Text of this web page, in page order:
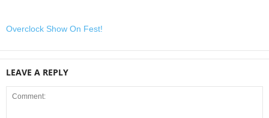
Overclock Show On Fest!
LEAVE A REPLY